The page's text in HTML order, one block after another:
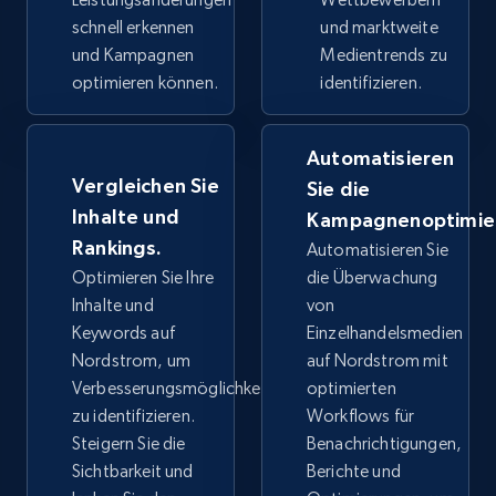
Google Shopping
URL, Product id, Title, Product description,
Rating, Reviews count, Images, Variations, and
2.4K+ Jetzt anfangen
Google Shopping - collects products from
web using keywords
URL, Product id, Title, Product description,
Rating, Reviews count, Images, Variations, and
more.
schnell erkennen
und Kampagnen
optimieren können.
und marktweite
Medientrends zu
identifizieren.
Vergleichen Sie
Inhalte und
Rankings.
Optimieren Sie Ihre
Inhalte und
Keywords auf
Nordstrom, um
Verbesserungsmöglichkeiten
zu identifizieren.
Steigern Sie die
Sichtbarkeit und
Automatisieren
Sie die
Automatisieren Sie
die Überwachung
von
Einzelhandelsmedien
auf Nordstrom mit
optimierten
Workflows für
Benachrichtigungen,
Berichte und